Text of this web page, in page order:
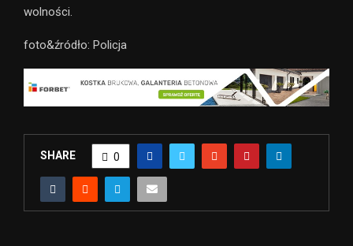
wolności.
foto&źródło: Policja
SHARE 0